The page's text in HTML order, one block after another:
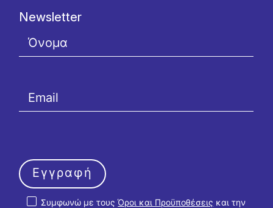
Newsletter
Συμφωνώ με τουςΌροι και Προϋποθέσεις και την
Εγγραφή